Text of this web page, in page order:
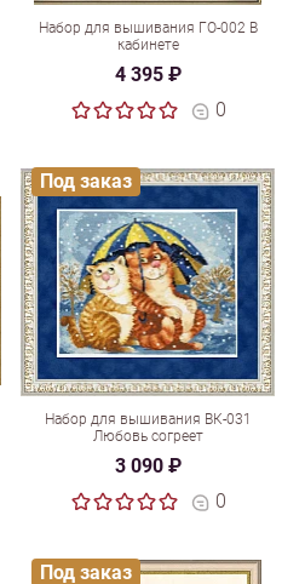
Набор для вышивания ГО-002 В
кабинете
4 395 ₽
0
Набор для вышивания ВК-031
Любовь согреет
3 090 ₽
0
Под заказ
Под заказ